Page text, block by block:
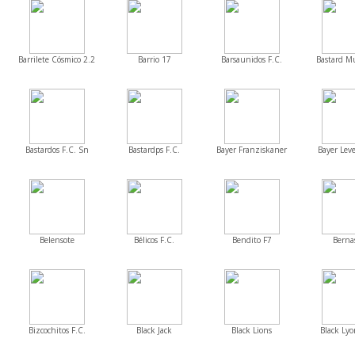
Barrilete Cósmico 2.2 Barrio 17 Barsaunidos F.C. Bastard
Bastardos F.C. Sn Bastardps F.C. Bayer Franziskaner Bayer
Belensote Bélicos F.C. Bendito F7
Bizcochitos F.C. Black Jack Black Lions Black